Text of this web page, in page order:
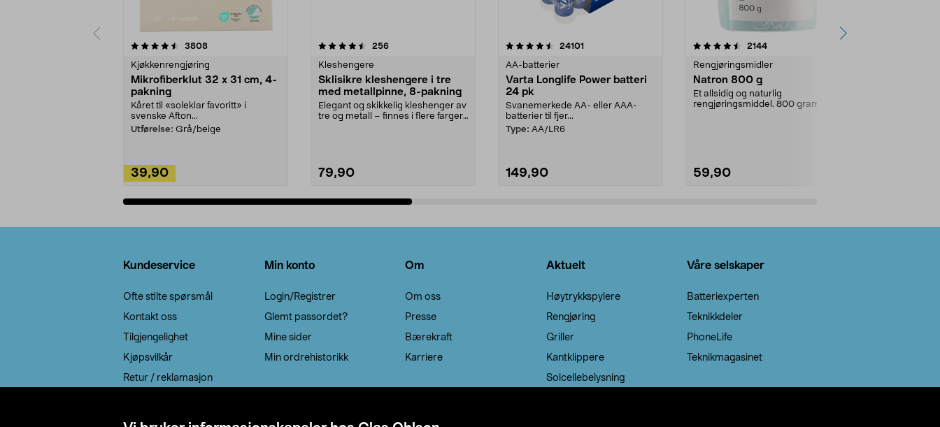
3808anmeldelser
Kjøkkenrengjøring
Mikrofiberklut 32 x 31 cm, 4-
pakning
Kåret til «soleklar favoritt» i
svenske Afton...
Utførelse: Grå/beige
39,90
4.5av 5 stjerner 256anmeldelser
Kleshengere
Sklisikre kleshengere i tre
med metallpinne, 8-pakning
Elegant og skikkelig kleshenger av
tre og metall – finnes i flere farger.
79,90
4.5av 5 stjerner 24101
AA-batterier
Varta Longlife Power batteri
24 pk
Svanemerkede AA- eller AAA-
batterier til fjer...
Type: AA/LR6
149,90
4.5av 5 stjerner 2144anmeldelser
Rengjøringsmidler
Natron 800 g
Et allsidig og naturlig
rengjøringsmiddel. 800 gram
59,90
4.0av 5 stjerner
Kundeservice
Ofte stilte spørsmål
Kontakt oss
Tilgjengelighet
Kjøpsvilkår
Retur / reklamasjon
Min konto
Login/Registrer
Glemt passordet?
Mine sider
Min ordrehistorikk
Om
Om oss
Presse
Bærekraft
Karriere
Aktuelt
Høytrykkspylere
Rengjøring
Griller
Kantklippere
Solcellebelysning
Våre selskaper
Batteriexperten
Teknikkdeler
PhoneLife
Teknikmagasinet